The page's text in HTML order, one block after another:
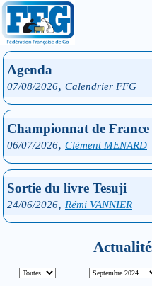
Agenda
07/08/2026, Calendrier FFG
Championnat de
06/07/2026, Clément MENARD
Sortie du livre Tesuji
24/06/2026, Rémi VANNIER